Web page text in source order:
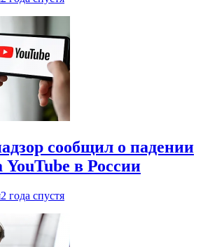
сообщил о падении
в России
2 года спустя